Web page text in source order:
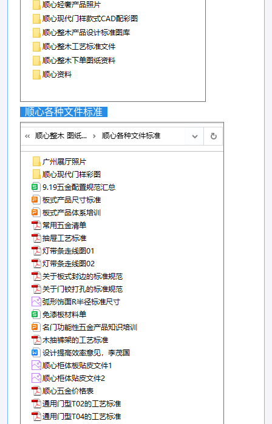
顺心各种文件标准